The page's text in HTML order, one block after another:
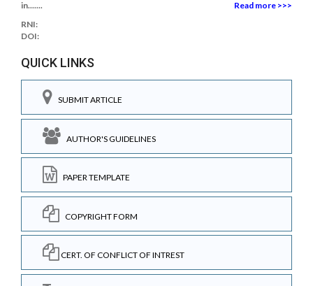
in.......
Read more >>>
RNI:
DOI:
QUICK LINKS
SUBMIT ARTICLE
AUTHOR'S GUIDELINES
PAPER TEMPLATE
COPYRIGHT FORM
CERT. OF CONFLICT OF INTREST